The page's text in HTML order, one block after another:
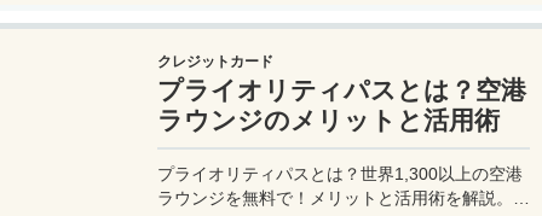
クレジットカード
プライオリティパスとは？空港
ラウンジのメリットと活用術
プライオリティパスとは？世界1,300以上の空港
ラウンジを無料で！メリットと活用術を解説。セ